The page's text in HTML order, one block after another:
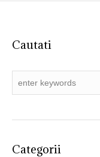
Cautati
Categorii